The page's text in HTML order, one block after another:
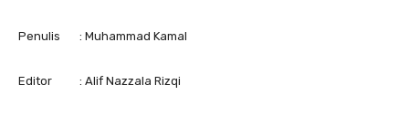
Penulis : Muhammad Kamal
Editor : Alif Nazzala Rizqi